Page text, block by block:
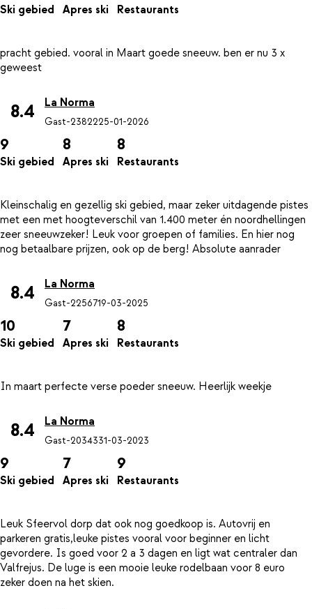
Ski gebied Apres ski Restaurants
pracht gebied. vooral in Maart goede sneeuw. ben er nu 3 x
8.4 La Norma
Gast-2382225-01-2026
9
Ski gebied
8
Apres ski
8
Restaurants
Kleinschalig en gezellig ski gebied, maar zeker uitdagende pistes
met een met hoogteverschil van 1.400 meter én noordhellingen
zeer sneeuwzeker! Leuk voor groepen of families. En hier nog
8.4 La Norma
Gast-2256719-03-2025
10
Ski gebied
7
Apres ski
8
Restaurants
8.4 La Norma
Gast-2034331-03-2023
9
Ski gebied
7
Apres ski
9
Restaurants
Leuk Sfeervol dorp dat ook nog goedkoop is. Autovrij en
parkeren gratis,leuke pistes vooral voor beginner en licht
gevordere. Is goed voor 2 a 3 dagen en ligt wat centraler dan
Valfrejus. De luge is een mooie leuke rodelbaan voor 8 euro